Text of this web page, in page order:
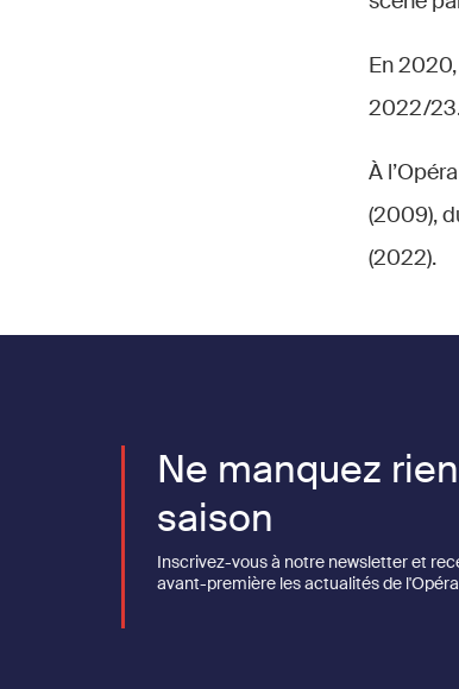
En
2022/
À
(2009),
(2022).
Ne manquez
saison
Inscrivez-vous à notre newsletter et
avant-première les actualités de